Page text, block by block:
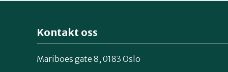
Kontakt oss
Mariboes gate 8, 0183 Oslo